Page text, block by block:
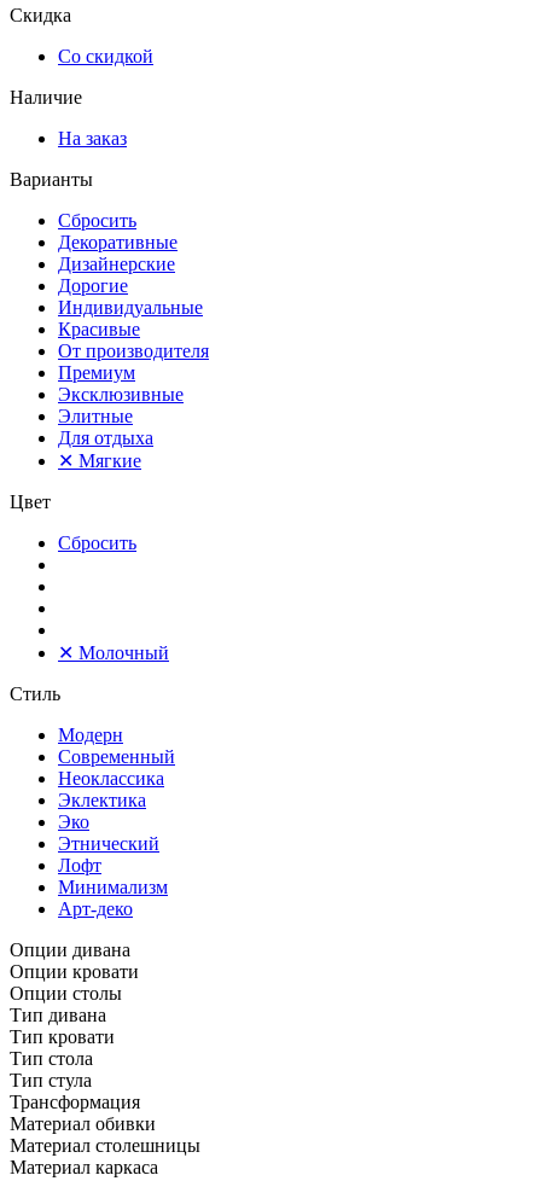
Скидка
Со скидкой
Наличие
На заказ
Варианты
Сбросить
Декоративные
Дизайнерские
Дорогие
Индивидуальные
Красивые
От производителя
Премиум
Эксклюзивные
Элитные
Для отдыха
✕ Мягкие
Цвет
Сбросить
✕ Молочный
Стиль
Модерн
Современный
Неоклассика
Эклектика
Эко
Этнический
Лофт
Минимализм
Арт-деко
Опции дивана
Опции кровати
Опции столы
Тип дивана
Тип кровати
Тип стола
Тип стула
Трансформация
Материал обивки
Материал столешницы
Материал каркаса